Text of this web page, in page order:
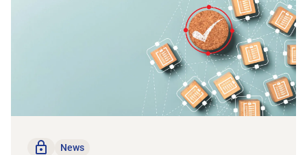
solo per i membri
News